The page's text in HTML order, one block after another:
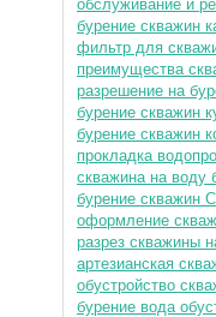
обслуживание и
бурение скважин
фильтр для
преимущества
разрешение на
бурение скважин
бурение скважин
прокладка
скважина на воду
бурение скважин
оформление
разрез скважины
артезианская
обустройство
бурение вода